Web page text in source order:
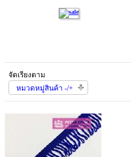
จัดเรียงตาม
หมวดหมู่สินค้า -/+